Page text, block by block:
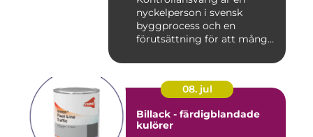
nyckelperson i svensk
byggprocess och en
förutsättning för att många
08. jul
Billack - färdigblandade
kulörer